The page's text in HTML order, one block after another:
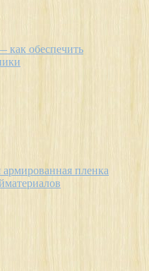
как обеспечить
армированная пленка